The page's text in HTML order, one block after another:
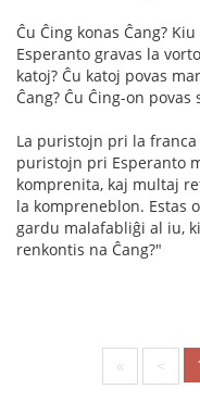
Ĉu Ĉing konas Ĉang?
Esperanto gravas la
katoj? Ĉu katoj povas
Ĉang? Ĉu Ĉing-on
La puristojn pri la
puristojn pri Esperanto
komprenita, kaj multaj
la kompreneblon. Estas
gardu malafabliĝi al iu,
renkontis na Ĉang?"
« <